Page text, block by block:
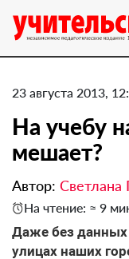
23 августа 2013,
На учебу
мешает?
Автор: Светлана
На чтение: ≈ 9
Даже без данных
улицах наших